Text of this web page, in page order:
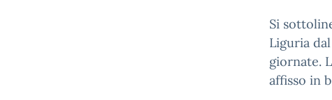
Si
Liguria
giornate.
affisso in